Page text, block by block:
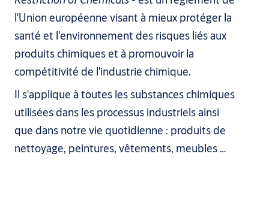
l'Union européenne visant à mieux protéger la
santé et l'environnement des risques liés aux
produits chimiques et à promouvoir la
compétitivité de l'industrie chimique.
Il s'applique à toutes les substances chimiques
utilisées dans les processus industriels ainsi
que dans notre vie quotidienne : produits de
nettoyage, peintures, vêtements, meubles …